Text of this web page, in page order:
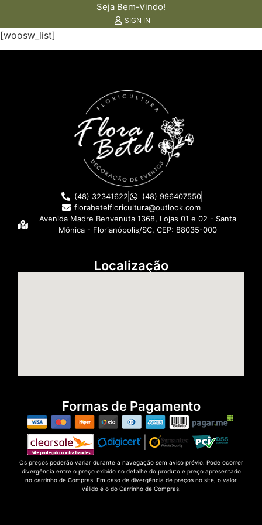
Seja Bem-Vindo!
SIGN IN
[woosw_list]
(48) 32341622
(48) 996407550
florabetelfloricultura@outlook.com
Avenida Madre Benvenuta 1368, Lojas 01 e 02 - Santa
Mônica - Florianópolis/SC, CEP: 88035-000
Localização
Formas de Pagamento
Os preços poderão variar durante a navegação sem aviso prévio. Pode ocorrer
divergência entre o preço exibido no detalhe do produto e preço apresentado
no carrinho de Compras. Em caso de divergência de preços no site, o valor
válido é o do Carrinho de Compras.